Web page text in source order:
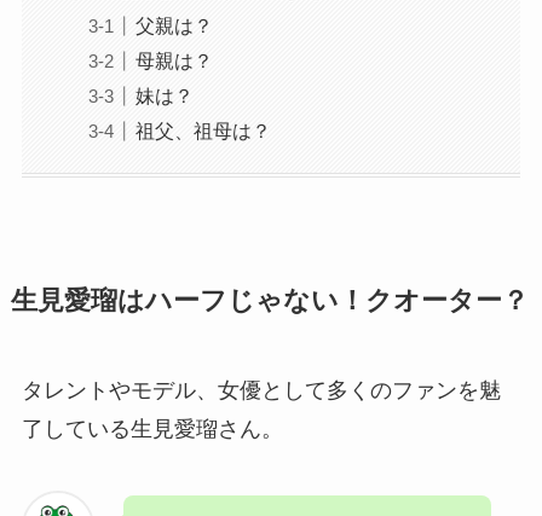
父親は？
母親は？
妹は？
祖父、祖母は？
生見愛瑠はハーフじゃない！クオーター？
タレントやモデル、女優として多くのファンを魅
了している生見愛瑠さん。